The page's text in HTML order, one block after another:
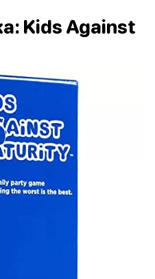
Kids Against